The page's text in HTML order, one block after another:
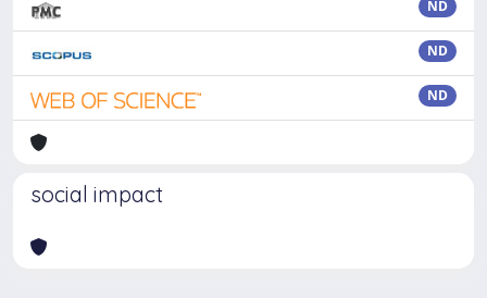
ND
ND
ND
social impact